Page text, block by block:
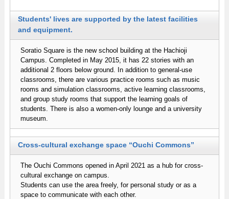
Students' lives are supported by the latest facilities
and equipment.
Soratio Square is the new school building at the Hachioji
Campus. Completed in May 2015, it has 22 stories with an
additional 2 floors below ground. In addition to general-use
classrooms, there are various practice rooms such as music
rooms and simulation classrooms, active learning classrooms,
and group study rooms that support the learning goals of
students. There is also a women-only lounge and a university
museum.
Cross-cultural exchange space “Ouchi Commons”
The Ouchi Commons opened in April 2021 as a hub for cross-
cultural exchange on campus.
Students can use the area freely, for personal study or as a
space to communicate with each other.